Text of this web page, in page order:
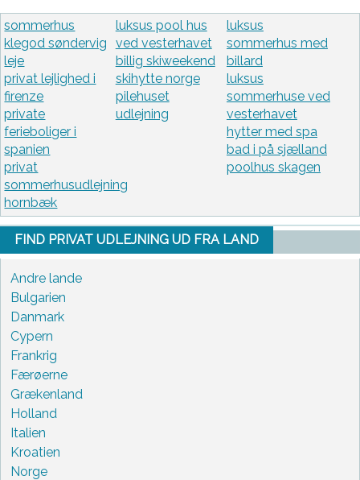
sommerhus
klegod søndervig
leje
privat lejlighed i
firenze
private
ferieboliger i
spanien
privat
sommerhusudlejning
hornbæk
luksus pool hus
ved vesterhavet
billig skiweekend
skihytte norge
pilehuset
udlejning
luksus
sommerhus med
billard
luksus
sommerhuse ved
vesterhavet
hytter med spa
bad i på sjælland
poolhus skagen
FIND PRIVAT UDLEJNING UD FRA LAND
Andre lande
Bulgarien
Danmark
Cypern
Frankrig
Færøerne
Grækenland
Holland
Italien
Kroatien
Norge